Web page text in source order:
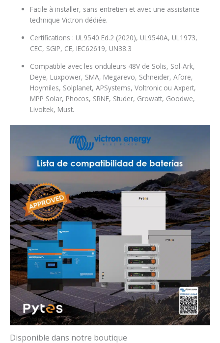
Facile à installer, sans entretien et avec une assistance
technique Victron dédiée.
Certifications : UL9540 Ed.2 (2020), UL9540A, UL1973,
CEC, SGIP, CE, IEC62619, UN38.3
Compatible avec les onduleurs 48V de Solis, Sol-Ark,
Deye, Luxpower, SMA, Megarevo, Schneider, Afore,
Hoymiles, Solplanet, APSystems, Voltronic ou Axpert,
MPP Solar, Phocos, SRNE, Studer, Growatt, Goodwe,
Livoltek, Must.
Disponible dans notre boutique